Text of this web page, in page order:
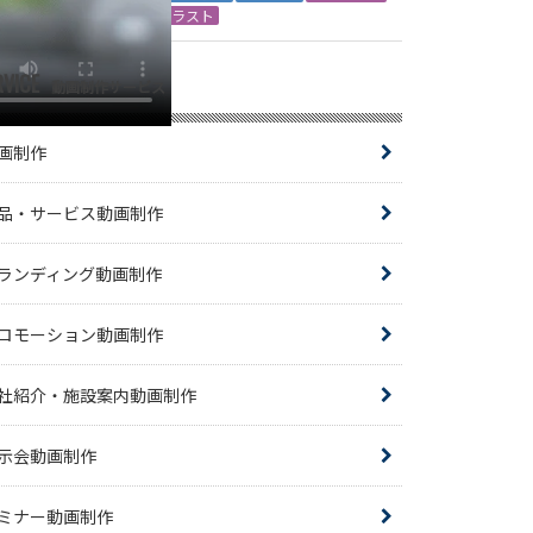
イラスト
動画制作サービス
制作
・サービス動画制作
ンディング動画制作
モーション動画制作
紹介・施設案内動画制作
会動画制作
ナー動画制作